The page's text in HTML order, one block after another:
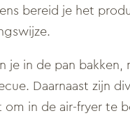
bereid je het
je in de pan bakken,
Daarnaast zijn
in de air-fryer te